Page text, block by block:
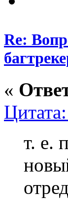
Re:
«
т. е.